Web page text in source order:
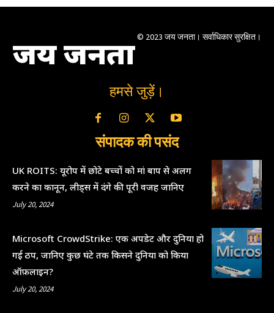
जय जनता © 2023 जय जनता। सर्वाधिकार सुरक्षित।
हमसे जुड़ें।
संपादक की पसंद
UK ROITS: यूरोप में छोटे बच्चों को मां बाप से अलग
करने का कानून, लीड्स में दंगे की पूरी वजह जानिए
July 20, 2024
Microsoft CrowdStrike: एक अपडेट और दुनिया हो
गई ठप, जानिए कुछ घंटे तक किसने दुनिया को किया
ऑफ़लाइन?
July 20, 2024